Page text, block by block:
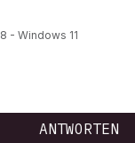
- Windows 11
ANTWORTEN